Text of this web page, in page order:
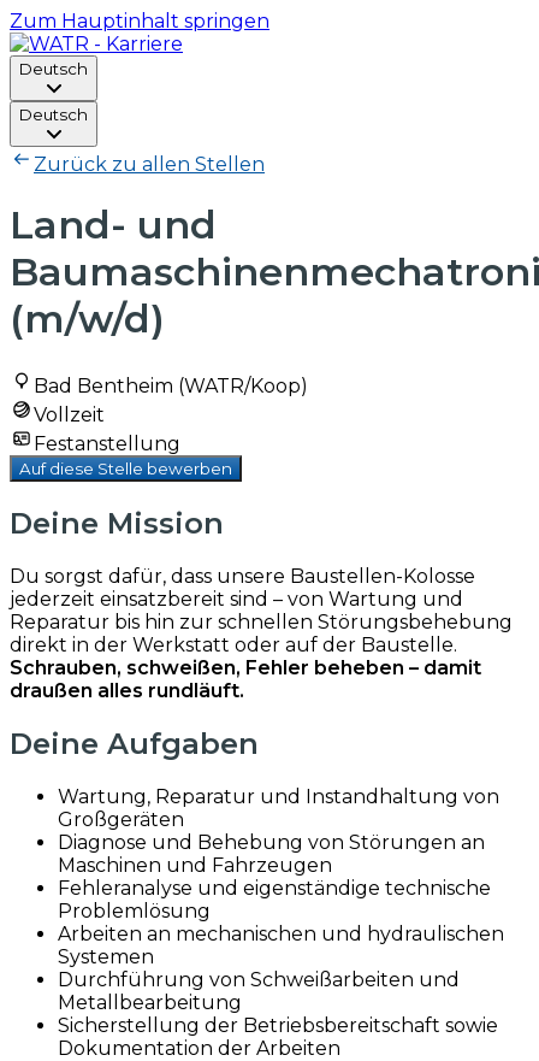
Zum Hauptinhalt springen
Deutsch
Deutsch
Zurück zu allen Stellen
Land- und
(m/w/d)
Bad Bentheim (WATR/Koop)
Vollzeit
Festanstellung
Auf diese Stelle bewerben
Deine Mission
Du sorgst dafür, dass unsere Baustellen-Kolosse
jederzeit einsatzbereit sind – von Wartung und
Reparatur bis hin zur schnellen Störungsbehebung
direkt in der Werkstatt oder auf der Baustelle.
Schrauben, schweißen, Fehler beheben – damit
draußen alles rundläuft.
Deine Aufgaben
Wartung, Reparatur und Instandhaltung von
Großgeräten
Diagnose und Behebung von Störungen an
Maschinen und Fahrzeugen
Fehleranalyse und eigenständige technische
Problemlösung
Arbeiten an mechanischen und hydraulischen
Systemen
Durchführung von Schweißarbeiten und
Metallbearbeitung
Sicherstellung der Betriebsbereitschaft sowie
Dokumentation der Arbeiten